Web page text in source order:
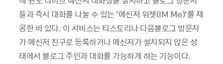
들과 즉시 대화를 나눌 수 있는 ‘메신저 위젯(IM Me)’를 제
공한 바 있다. 이 서비스는 티스토리나 다음블로그 방문자
가 메신저 친구로 등록하거나 메신저가 설치되지 않은 상
태에서 블로그 주인과 대화를 가능하게 하는 기능이다.